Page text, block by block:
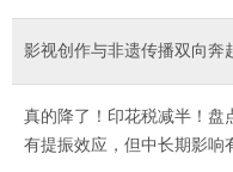
影视创作与非遗传播双向奔
真的降了！印花税减半！盘
有提振效应，但中长期影响